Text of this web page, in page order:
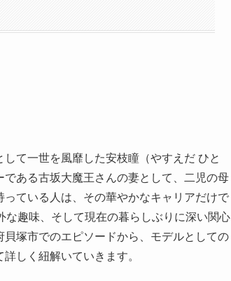
て一世を風靡した安枝瞳（やすえだ ひと
ある古坂大魔王さんの妻として、二児の母
ている人は、その華やかなキャリアだけで
趣味、そして現在の暮らしぶりに深い関心
塚市でのエピソードから、モデルとしての
しく紐解いていきます。